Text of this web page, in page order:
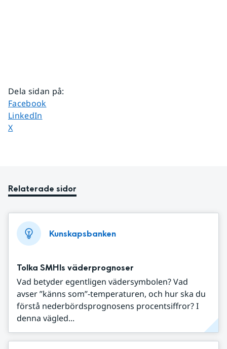
Dela sidan på:
Dela sidan på
Facebook
Dela sidan på
LinkedIn
Dela sidan på
X
Relaterade sidor
Kunskapsbanken
Tolka SMHIs väderprognoser
Vad betyder egentligen vädersymbolen? Vad
avser ”känns som”-temperaturen, och hur ska du
förstå nederbördsprognosens procentsiffror? I
denna vägled...